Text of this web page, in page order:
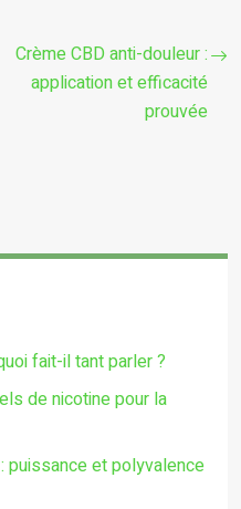
Crème CBD anti-douleur :
application et efficacité
prouvée
fait-il tant parler ?
de nicotine pour la
puissance et polyvalence